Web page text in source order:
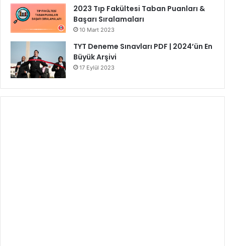
2023 Tıp Fakültesi Taban Puanları &
Başarı Sıralamaları
10 Mart 2023
TYT Deneme Sınavları PDF | 2024’ün En
Büyük Arşivi
17 Eylül 2023